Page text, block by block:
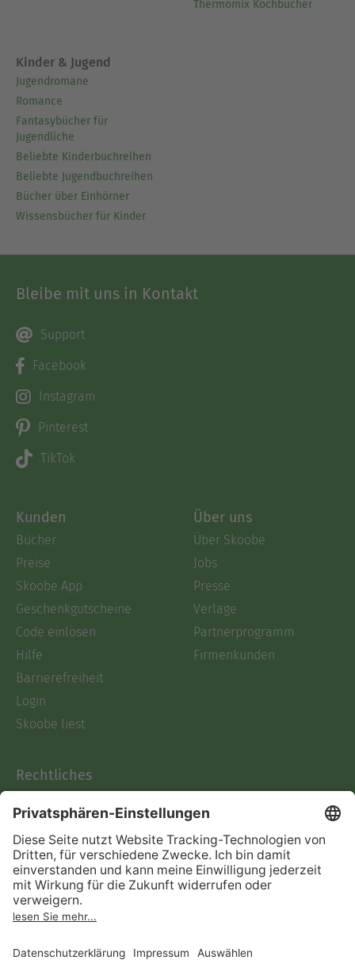
Thermomix Kochbücher
Kinder & Jugend
Jugendromane
Romance
Fantasybücher für
Jugendliche
Beliebte Kinderbuchreihen
Beliebte Jugendbuchreihen
Bücher über Einhörner
Wissensbücher für Kinder
Bleibe mit uns in Kontakt
Support
Facebook
Instagram
Pinterest
TikTok
Kunden
Bücher
Preise
Skoobe App
Geschenkgutscheine
Code einlösen
Hilfe
Barrierefreiheit
Login
Skoobe liest
Über uns
Über Skoobe
Jobs
Presse
Verlage
Partnerprogramm
Firmenkunden
Rechtliches
AGB
Informationen nach Data
Act
Verträge hier kündigen
Impressum